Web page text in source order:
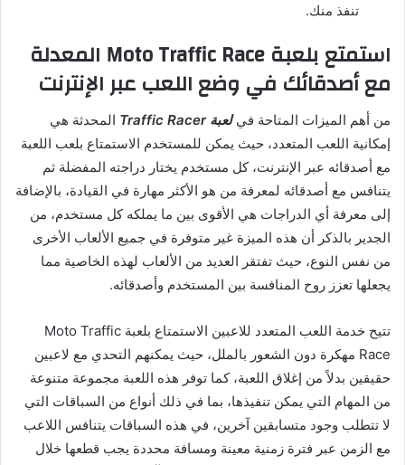
تنفذ منك.
استمتع بلعبة Moto Traffic Race المعدلة
مع أصدقائك في وضع اللعب عبر الإنترنت
من أهم الميزات المتاحة فيلعبة Traffic Racer
المحدثة هي
إمكانية اللعب المتعدد، حيث يمكن للمستخدم الاستمتاع بلعب اللعبة
مع أصدقائه عبر الإنترنت، كل مستخدم يختار دراجته المفضلة ثم
يتنافس مع أصدقائه لمعرفة من هو الأكثر مهارة في القيادة، بالإضافة
إلى معرفة أي الدراجات هي الأقوى بين ما يملكه كل مستخدم، من
الجدير بالذكر أن هذه الميزة غير متوفرة في جميع الألعاب الأخرى
من نفس النوع، حيث تفتقر العديد من الألعاب لهذه الخاصية مما
يجعلها تعزز روح المنافسة بين المستخدم وأصدقائه.
تتيح خدمة اللعب المتعدد للاعبين الاستمتاع بلعبة Moto Traffic
Race مهكرة دون الشعور بالملل، حيث يمكنهم التحدي مع لاعبين
حقيقين بدلاً من إغلاق اللعبة، كما توفر هذه اللعبة مجموعة متنوعة
من المهام التي يمكن تنفيذها، بما في ذلك أنواع من السباقات التي
لا تتطلب وجود متسابقين آخرين، في هذه السباقات يتنافس اللاعب
مع الزمن عبر فترة زمنية معينة ومسافة محددة يجب قطعها خلال